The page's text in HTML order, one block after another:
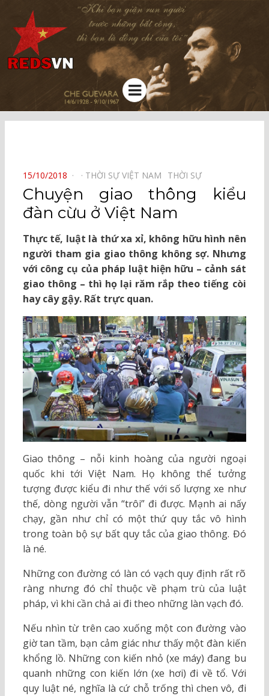
Kênh chia sẻ tri thức cộng đồng
Menu
POSTED
ON
15/10/2018 THỜI SỰ VIỆT NAM⠀ THỜI SỰ⠀
Chuyện giao thông kiểu
đàn cừu ở Việt Nam
Thực tế, luật là thứ xa xỉ, không hữu hình nên
người tham gia giao thông không sợ. Nhưng
với công cụ của pháp luật hiện hữu – cảnh sát
giao thông – thì họ lại răm rắp theo tiếng còi
hay cây gậy. Rất trực quan.
Giao thông – nỗi kinh hoàng của người ngoại
quốc khi tới Việt Nam. Họ không thể tưởng
tượng được kiểu đi như thế với số lượng xe như
thế, dòng người vẫn “trôi” đi được. Mạnh ai nấy
chạy, gần như chỉ có một thứ quy tắc vô hình
trong toàn bộ sự bất quy tắc của giao thông. Đó
là né.
Những con đường có làn có vạch quy định rất rõ
ràng nhưng đó chỉ thuộc về phạm trù của luật
pháp, vì khi cần chả ai đi theo những làn vạch đó.
Nếu nhìn từ trên cao xuống một con đường vào
giờ tan tầm, bạn cảm giác như thấy một đàn kiến
khổng lồ. Những con kiến nhỏ (xe máy) đang bu
quanh những con kiến lớn (xe hơi) đi về tổ. Với
quy luật né, nghĩa là cứ chỗ trống thì chen vô, đi